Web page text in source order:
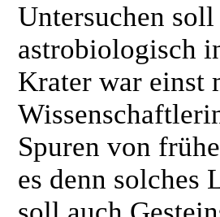
Untersuchen soll
astrobiologisch
Krater war einst
Spuren von
es denn solches